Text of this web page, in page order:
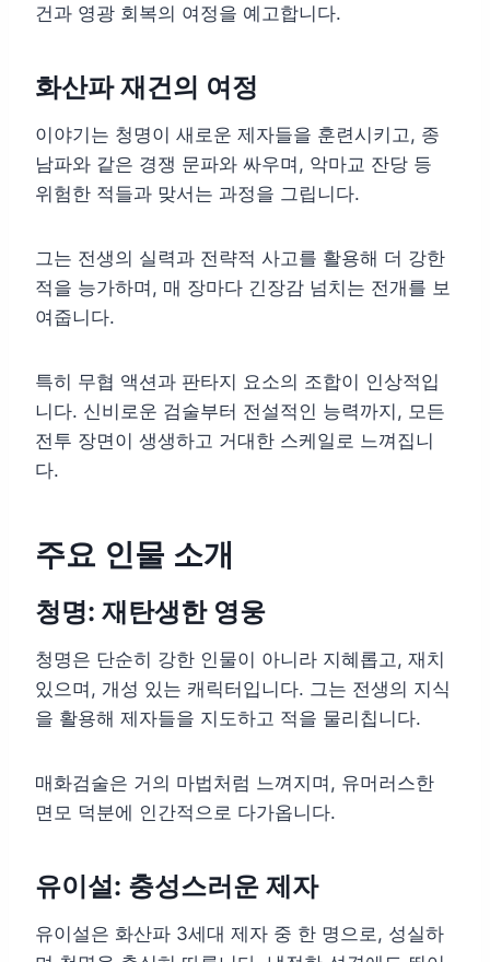
건과 영광 회복의 여정을 예고합니다.
화산파 재건의 여정
이야기는 청명이 새로운 제자들을 훈련시키고, 종
남파와 같은 경쟁 문파와 싸우며, 악마교 잔당 등
위험한 적들과 맞서는 과정을 그립니다.
그는 전생의 실력과 전략적 사고를 활용해 더 강한
적을 능가하며, 매 장마다 긴장감 넘치는 전개를 보
여줍니다.
특히 무협 액션과 판타지 요소의 조합이 인상적입
니다. 신비로운 검술부터 전설적인 능력까지, 모든
전투 장면이 생생하고 거대한 스케일로 느껴집니
다.
주요 인물 소개
청명: 재탄생한 영웅
청명은 단순히 강한 인물이 아니라 지혜롭고, 재치
있으며, 개성 있는 캐릭터입니다. 그는 전생의 지식
을 활용해 제자들을 지도하고 적을 물리칩니다.
매화검술은 거의 마법처럼 느껴지며, 유머러스한
면모 덕분에 인간적으로 다가옵니다.
유이설: 충성스러운 제자
유이설은 화산파 3세대 제자 중 한 명으로, 성실하